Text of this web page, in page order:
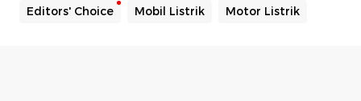
Editors' Choice Mobil Listrik Motor Listrik